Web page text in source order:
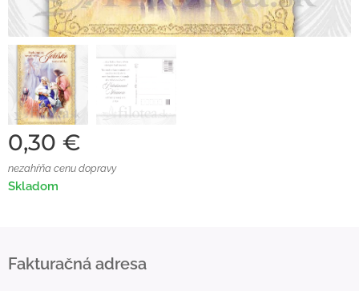
0,30 €
nezahŕňa cenu dopravy
Skladom
Fakturačná adresa